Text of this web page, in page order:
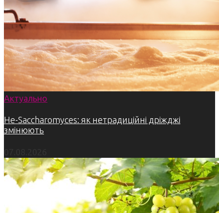
Актуально
Не-Saccharomyces: як нетрадиційні дріжджі
змінюють